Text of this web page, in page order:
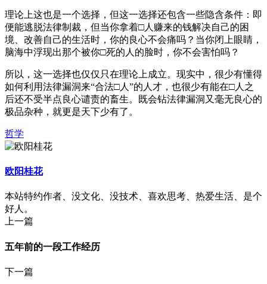
理论上这也是一个选择，但这一选择还包含一些隐含条件：即
便能逃脱法律制裁，但当你拿着□人赚来的钱解决自己的困
境、改善自己的生活时，你的良心不会痛吗？当你闭上眼睛，
脑海中浮现出那个被你□死的人的脸时，你不会害怕吗？
所以，这一选择也仅仅只在理论上成立。现实中，很少有懂得
如何利用法律漏洞来“合法□人”的人才，也很少有能在□人之
后还不受半点良心谴责的畜生。既会钻法律漏洞又毫无良心的
极品杂种，就更是天下少有了。
哲学
欧阳桂花
本站特约作者、没文化、没技术、喜欢思考、热爱生活、是个
好人。
上一篇
五年前的一段工作经历
下一篇